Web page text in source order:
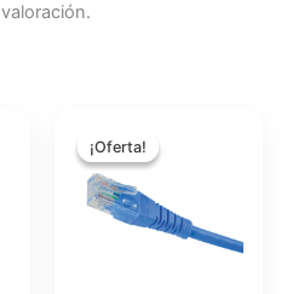
¡Oferta!
¡Oferta!precio
original
$2.45.